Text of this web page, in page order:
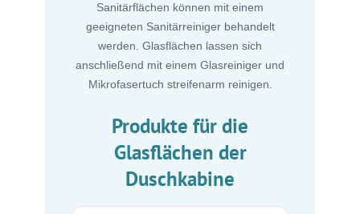
Sanitärflächen können mit einem
geeigneten Sanitärreiniger behandelt
werden. Glasflächen lassen sich
anschließend mit einem Glasreiniger und
Mikrofasertuch streifenarm reinigen.
Produkte für die
Glasflächen der
Duschkabine